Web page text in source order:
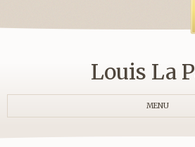
Louis La
MENU